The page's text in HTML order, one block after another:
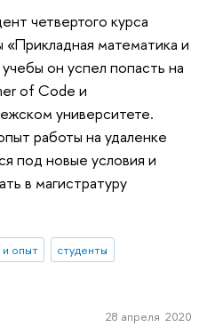
четвертого курса
«Прикладная математика и
он успел попасть на
of Code и
университете.
работы на удаленке
под новые условия и
в магистратуру
и опыт
студенты
28 апреля 2020